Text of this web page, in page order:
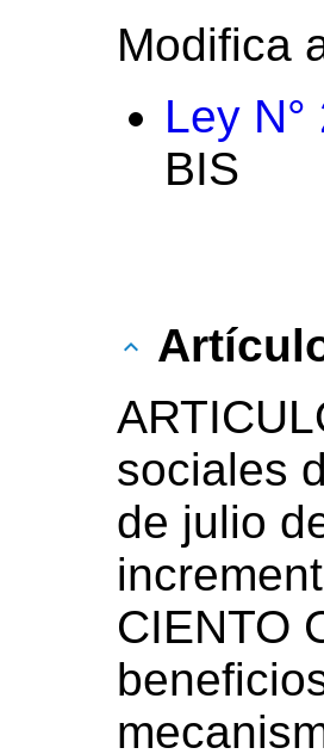
Modifica
Ley
BIS
sociales
de julio
CIENTO